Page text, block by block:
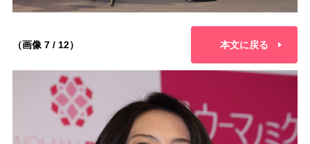
（画像 7 / 12） 本文に戻る